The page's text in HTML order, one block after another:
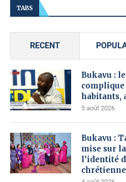
TABS
RECENT
Bukavu :
habitants,
5 août 2026
Bukavu :
mise sur
l’identité
chrétienne